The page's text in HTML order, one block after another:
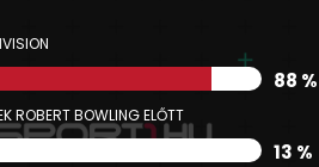
88 %
ROBERT BOWLING ELŐTT
13 %